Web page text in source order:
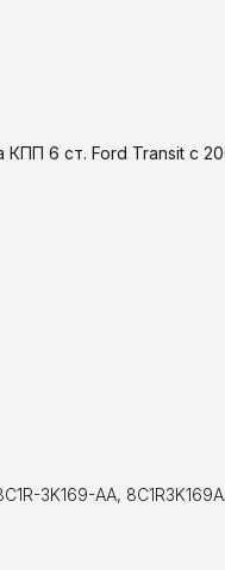
6 ст. Ford Transit с
3K169-AA,